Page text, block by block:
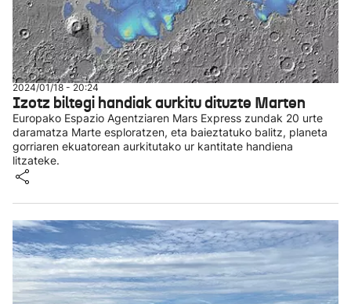
2024/01/18 - 20:24
Izotz biltegi handiak aurkitu dituzte Marten
Europako Espazio Agentziaren Mars Express zundak 20 urte
daramatza Marte esploratzen, eta baieztatuko balitz, planeta
gorriaren ekuatorean aurkitutako ur kantitate handiena
litzateke.